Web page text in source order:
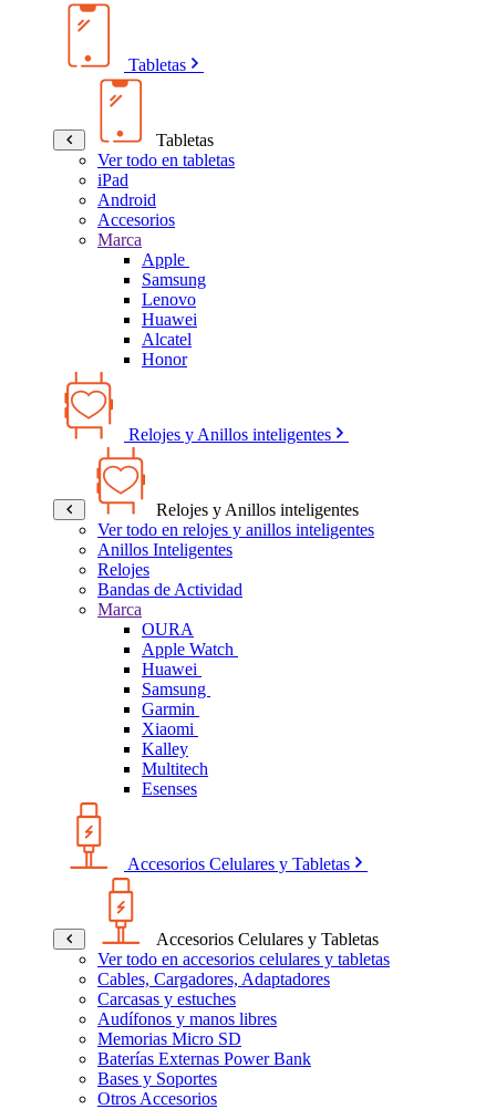
Tabletas
Tabletas
Ver todo en tabletas
iPad
Android
Accesorios
Marca
Apple
Samsung
Lenovo
Huawei
Alcatel
Honor
Relojes y Anillos inteligentes
Relojes y Anillos inteligentes
Ver todo en relojes y anillos inteligentes
Anillos Inteligentes
Relojes
Bandas de Actividad
Marca
OURA
Apple Watch
Huawei
Samsung
Garmin
Xiaomi
Kalley
Multitech
Esenses
Accesorios Celulares y Tabletas
Accesorios Celulares y Tabletas
Ver todo en accesorios celulares y tabletas
Cables, Cargadores, Adaptadores
Carcasas y estuches
Audífonos y manos libres
Memorias Micro SD
Baterías Externas Power Bank
Bases y Soportes
Otros Accesorios